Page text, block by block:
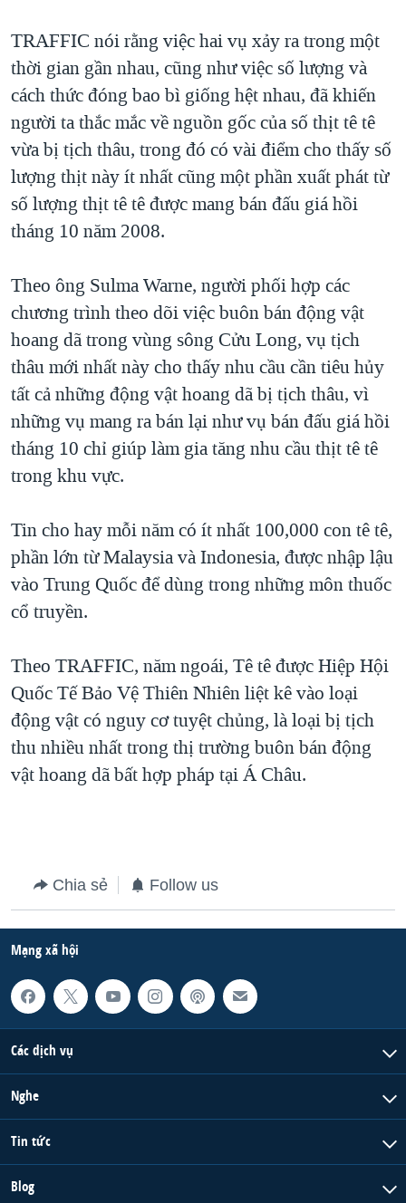
TRAFFIC nói rằng việc hai vụ xảy ra trong một
thời gian gần nhau, cũng như việc số lượng và
cách thức đóng bao bì giống hệt nhau, đã khiến
người ta thắc mắc về nguồn gốc của số thịt tê tê
vừa bị tịch thâu, trong đó có vài điểm cho thấy số
lượng thịt này ít nhất cũng một phần xuất phát từ
số lượng thịt tê tê được mang bán đấu giá hồi
tháng 10 năm 2008.
Theo ông Sulma Warne, người phối hợp các
chương trình theo dõi việc buôn bán động vật
hoang dã trong vùng sông Cửu Long, vụ tịch
thâu mới nhất này cho thấy nhu cầu cần tiêu hủy
tất cả những động vật hoang dã bị tịch thâu, vì
những vụ mang ra bán lại như vụ bán đấu giá hồi
tháng 10 chỉ giúp làm gia tăng nhu cầu thịt tê tê
trong khu vực.
Tin cho hay mỗi năm có ít nhất 100,000 con tê tê,
phần lớn từ Malaysia và Indonesia, được nhập lậu
vào Trung Quốc để dùng trong những môn thuốc
cổ truyền.
Theo TRAFFIC, năm ngoái, Tê tê được Hiệp Hội
Quốc Tế Bảo Vệ Thiên Nhiên liệt kê vào loại
động vật có nguy cơ tuyệt chủng, là loại bị tịch
thu nhiều nhất trong thị trường buôn bán động
vật hoang dã bất hợp pháp tại Á Châu.
Chia sẻ Follow us
Mạng xã hội
Các dịch vụ
Nghe
Tin tức
Blog